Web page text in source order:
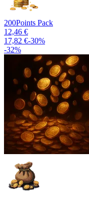
200Points Pack
12,46 €
17,82 €-30%
-32%